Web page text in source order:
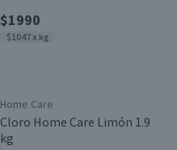
$1990
$1047 x kg
Home Care
Cloro Home Care Limón 1.9
kg